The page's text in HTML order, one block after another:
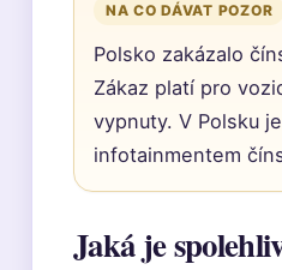
NA CO DÁVAT POZOR
Polsko zakázalo
Zákaz platí pro
vypnuty. V Polsku
infotainmentem
Jaká je